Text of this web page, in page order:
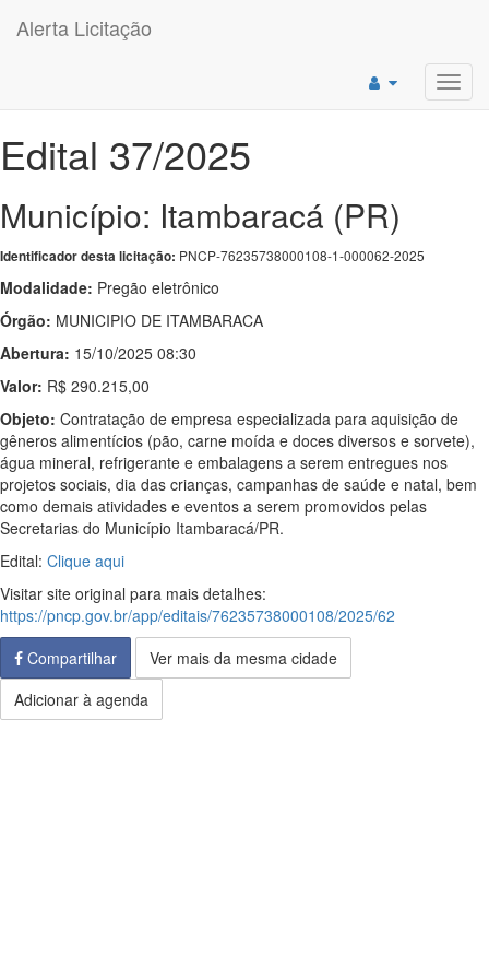
Alerta Licitação
Edital 37/2025
Município: Itambaracá (PR)
Identificador desta licitação: PNCP-76235738000108-1-000062-2025
Modalidade: Pregão eletrônico
Órgão: MUNICIPIO DE ITAMBARACA
Abertura: 15/10/2025 08:30
Valor: R$ 290.215,00
Objeto: Contratação de empresa especializada para aquisição de
gêneros alimentícios (pão, carne moída e doces diversos e sorvete),
água mineral, refrigerante e embalagens a serem entregues nos
projetos sociais, dia das crianças, campanhas de saúde e natal, bem
como demais atividades e eventos a serem promovidos pelas
Secretarias do Município Itambaracá/PR.
Edital: Clique aqui
Visitar site original para mais detalhes:
https://pncp.gov.br/app/editais/76235738000108/2025/62
Compartilhar
Ver mais da mesma cidade
Adicionar à agenda